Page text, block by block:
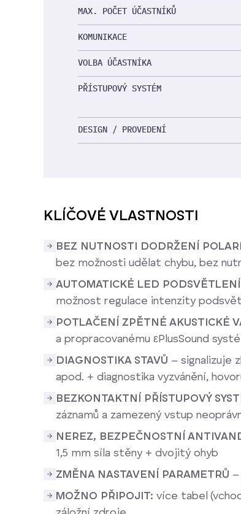
MAX. POČET ÚČASTNÍKŮ
KOMUNIKACE
VOLBA ÚČASTNÍKA
PŘÍSTUPOVÝ SYSTÉM
DESIGN / PROVEDENÍ
KLÍČOVÉ VLASTNOSTI
BEZ NUTNOSTI DODRŽENÍ
bez možnosti udělat chybu, bez
AUTOMATICKÉ LED
možnost regulace intenzity
POTLAČENÍ ZPĚTNÉ AKUSTICKÉ
a propracovanému εPlusSound
DIAGNOSTIKA STAVŮ – signalizuje
apod. + diagnostika vyzvánění,
BEZKONTAKTNÍ PŘÍSTUPOVÝ
záznamů a zamezený vstup
NEREZ, BEZPEČNOSTNÍ
1,5 mm síla stěny + dvojitý ohyb
ZMĚNA NASTAVENÍ PARAMETRŮ
MOŽNO PŘIPOJIT: více tabel